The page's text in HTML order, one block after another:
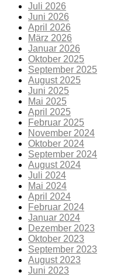
Juli 2026
Juni 2026
April 2026
März 2026
Januar 2026
Oktober 2025
September 2025
August 2025
Juni 2025
Mai 2025
April 2025
Februar 2025
November 2024
Oktober 2024
September 2024
August 2024
Juli 2024
Mai 2024
April 2024
Februar 2024
Januar 2024
Dezember 2023
Oktober 2023
September 2023
August 2023
Juni 2023